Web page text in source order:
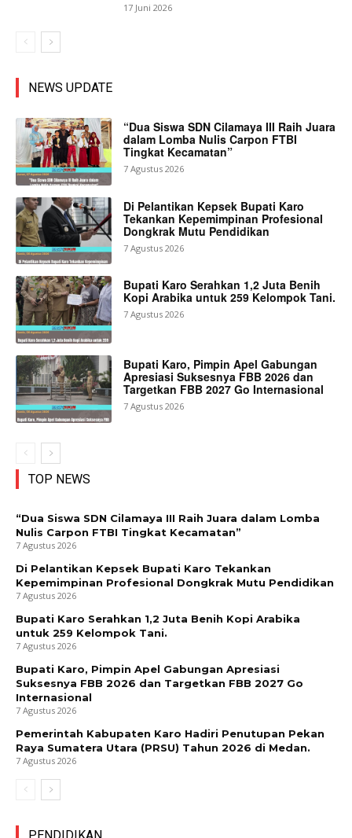
17 Juni 2026
NEWS UPDATE
“Dua Siswa SDN Cilamaya III Raih Juara
dalam Lomba Nulis Carpon FTBI
Tingkat Kecamatan”
7 Agustus 2026
Di Pelantikan Kepsek Bupati Karo
Tekankan Kepemimpinan Profesional
Dongkrak Mutu Pendidikan
7 Agustus 2026
Bupati Karo Serahkan 1,2 Juta Benih
Kopi Arabika untuk 259 Kelompok Tani.
7 Agustus 2026
Bupati Karo, Pimpin Apel Gabungan
Apresiasi Suksesnya FBB 2026 dan
Targetkan FBB 2027 Go Internasional
7 Agustus 2026
TOP NEWS
“Dua Siswa SDN Cilamaya III Raih Juara dalam Lomba
Nulis Carpon FTBI Tingkat Kecamatan”
7 Agustus 2026
Di Pelantikan Kepsek Bupati Karo Tekankan
Kepemimpinan Profesional Dongkrak Mutu Pendidikan
7 Agustus 2026
Bupati Karo Serahkan 1,2 Juta Benih Kopi Arabika
untuk 259 Kelompok Tani.
7 Agustus 2026
Bupati Karo, Pimpin Apel Gabungan Apresiasi
Suksesnya FBB 2026 dan Targetkan FBB 2027 Go
Internasional
7 Agustus 2026
Pemerintah Kabupaten Karo Hadiri Penutupan Pekan
Raya Sumatera Utara (PRSU) Tahun 2026 di Medan.
7 Agustus 2026